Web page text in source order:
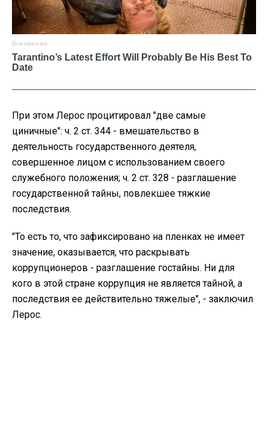
При этом Лерос процитировал "две самые
циничные": ч. 2 ст. 344 - вмешательство в
деятельность государственного деятеля,
совершенное лицом с использованием своего
служебного положения; ч. 2 ст. 328 - разглашение
государственной тайны, повлекшее тяжкие
последствия.
"То есть то, что зафиксировано на пленках не имеет
значение, оказывается, что раскрывать
коррупционеров - разглашение гостайны. Ни для
кого в этой стране коррупция не является тайной, а
последствия ее действительно тяжелые", - заключил
Лерос.